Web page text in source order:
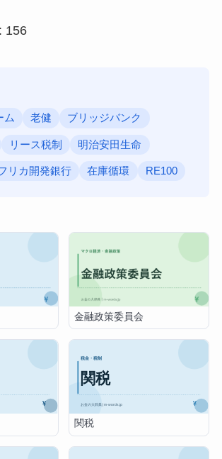
156
ム 老健 ブリッジバンク
リース税制 明治安田生命
リカ開発銀行 在庫循環 RE100
金融政策委員会
関税